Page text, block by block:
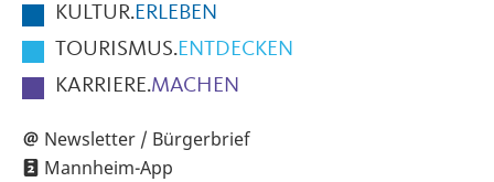
KULTUR.ERLEBEN
TOURISMUS.ENTDECKEN
KARRIERE.MACHEN
Newsletter / Bürgerbrief
Mannheim-App